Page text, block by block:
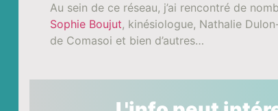
Au sein de ce réseau, j’ai rencontré de
Sophie Boujut, kinésiologue, Nathalie
de Comasoi et bien d’autres…